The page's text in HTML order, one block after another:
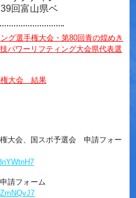
回富山県ベ
グ選手権大会・第80回青の煌めき
パワーリフティング大会県代表選
権大会 結果
大会、国スポ予選会 申請フォー
請フォーム